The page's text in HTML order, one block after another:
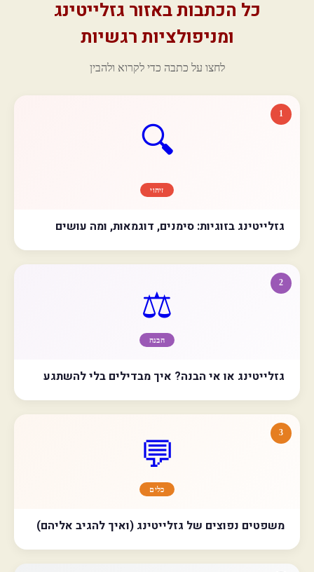
כל הכתבות באזור גזלייטינג
ומניפולציות רגשיות
לחצו על כתבה כדי לקרוא ולהבין
1
🔍
זיהוי
גזלייטינג בזוגיות: סימנים, דוגמאות, ומה עושים
2
⚖️
הבנה
גזלייטינג או אי הבנה? איך מבדילים בלי להשתגע
3
💬
כלים
משפטים נפוצים של גזלייטינג (ואיך להגיב אליהם)